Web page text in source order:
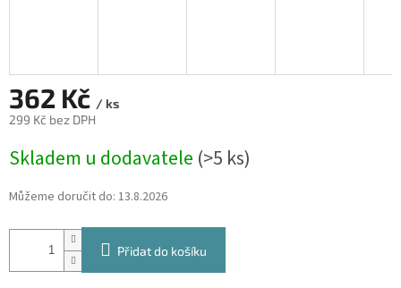
362 Kč / ks
299 Kč bez DPH
cena:
Skladem u dodavatele (>5 ks)
Můžeme doručit do: 13.8.2026
Přidat do košíku